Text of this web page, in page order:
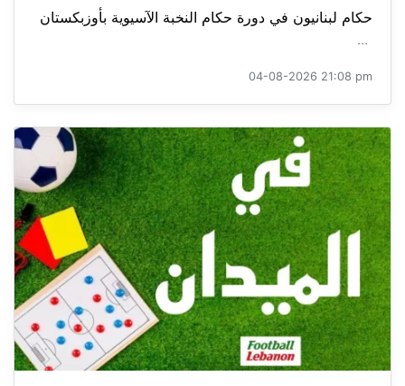
حكام لبنانيون في دورة حكام النخبة الآسيوية بأوزبكستان
...
04-08-2026 21:08 pm